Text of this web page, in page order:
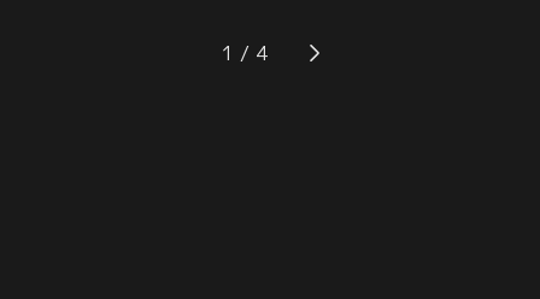
マイラ事件の被害者3人が同じ研究
チームの研究員だったうえ、チーム
手下に囲まれ絶体絶命のピンチに。
彼らをずっと尾行していたジェファ
1